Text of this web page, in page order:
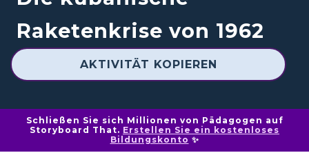
Raketenkrise von 1962
AKTIVITÄT KOPIEREN
Schließen Sie sich Millionen von Pädagogen auf
Storyboard That. Erstellen Sie ein kostenloses
Bildungskonto ✨